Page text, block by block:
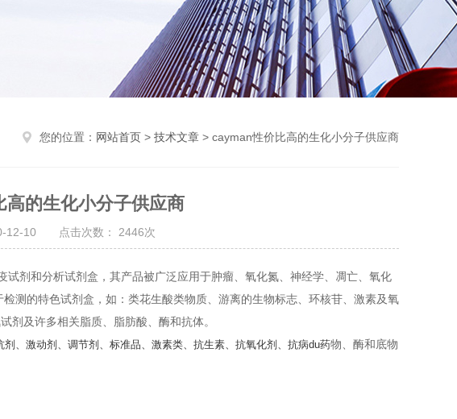
您的位置： 网站首页 > 技术文章 > cayman性价比高的生化小分子供应商
的生化小分子供应商
12-10 点击次数： 2446次
剂和分析试剂盒，其产品被广泛应用于肿瘤、氧化氮、神经学、凋亡、氧化
测的特色试剂盒，如：类花生酸类物质、游离的生物标志、环核苷、激素及氧
剂及许多相关脂质、脂肪酸、酶和抗体。
、激动剂、调节剂、标准品、激素类、抗生素、抗氧化剂、抗病du药物、酶和底物